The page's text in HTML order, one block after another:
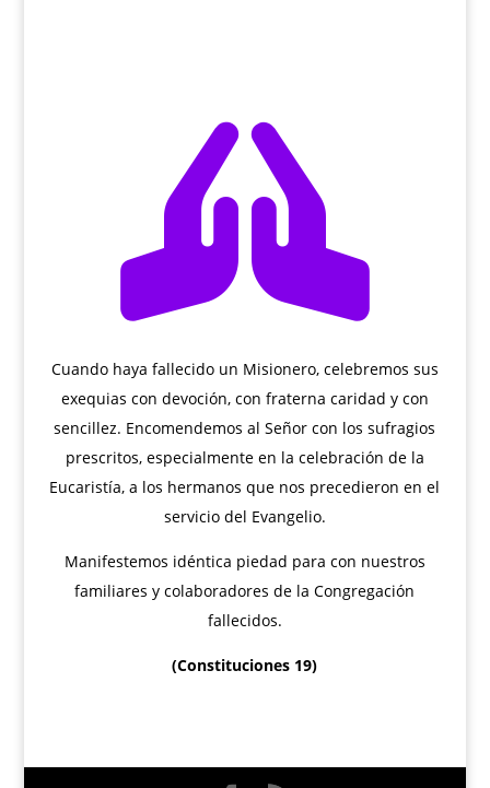

Cuando haya fallecido un Misionero, celebremos sus
exequias con devoción, con fraterna caridad y con
sencillez. Encomendemos al Señor con los sufragios
prescritos, especialmente en la celebración de la
Eucaristía, a los hermanos que nos precedieron en el
servicio del Evangelio.
Manifestemos idéntica piedad para con nuestros
familiares y colaboradores de la Congregación
fallecidos.
(Constituciones 19)